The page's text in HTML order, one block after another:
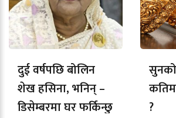
दुई वर्षपछि बोलिन
शेख हसिना, भनिन् –
डिसेम्बरमा घर फर्किन्छु
?